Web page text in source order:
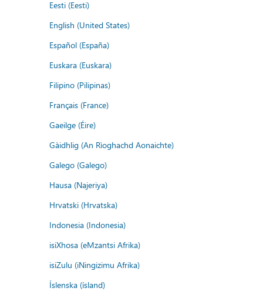
Eesti (Eesti)
English (United States)
Español (España)
Euskara (Euskara)
Filipino (Pilipinas)
Français (France)
Gaeilge (Éire)
Gàidhlig (An Rìoghachd Aonaichte)
Galego (Galego)
Hausa (Najeriya)
Hrvatski (Hrvatska)
Indonesia (Indonesia)
isiXhosa (eMzantsi Afrika)
isiZulu (iNingizimu Afrika)
Íslenska (ísland)